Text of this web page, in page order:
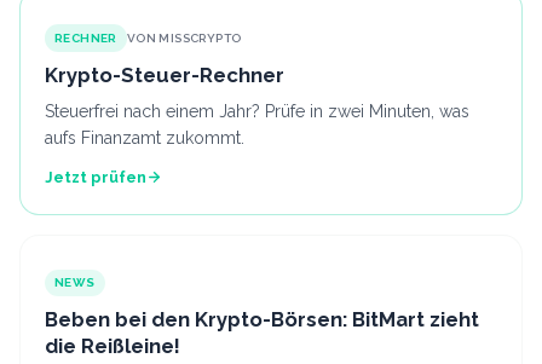
RECHNER VON MISSCRYPTO
Krypto-Steuer-Rechner
Steuerfrei nach einem Jahr? Prüfe in zwei Minuten, was
aufs Finanzamt zukommt.
Jetzt prüfen
NEWS
Beben bei den Krypto-Börsen: BitMart zieht
die Reißleine!